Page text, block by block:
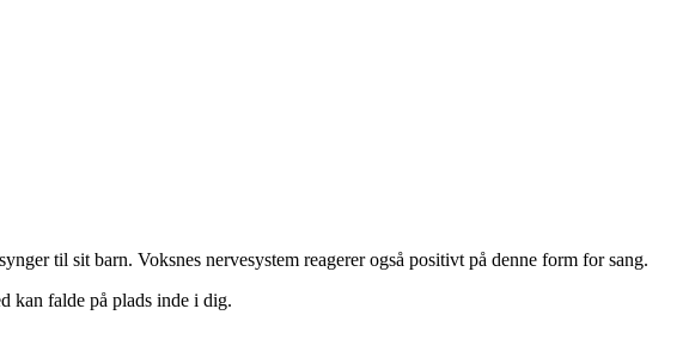
til sit barn. Voksnes nervesystem reagerer også positivt på denne form for sang.
kan falde på plads inde i dig.